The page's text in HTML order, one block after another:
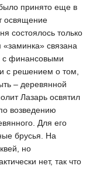
принято еще в
освящение
состоялось только
связана
с финансовыми
с решением о том,
– деревянной
Лазарь освятил
возведению
Для его
брусья. На
но
нет, так что